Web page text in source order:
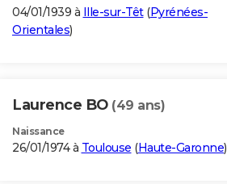
04/01/1939 à Ille-sur-Têt(Pyrénées-
Orientales)
Laurence BO (49 ans)
Naissance
26/01/1974 à Toulouse (Haute-Garonne)